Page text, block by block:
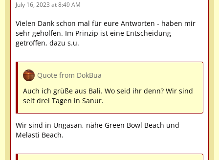
July 16, 2023 at 8:49 AM
Vielen Dank schon mal für eure Antworten - haben mir
sehr geholfen. Im Prinzip ist eine Entscheidung
getroffen, dazu s.u.
Quote from DokBua
Auch ich grüße aus Bali. Wo seid ihr denn? Wir sind
seit drei Tagen in Sanur.
Wir sind in Ungasan, nähe Green Bowl Beach und
Melasti Beach.